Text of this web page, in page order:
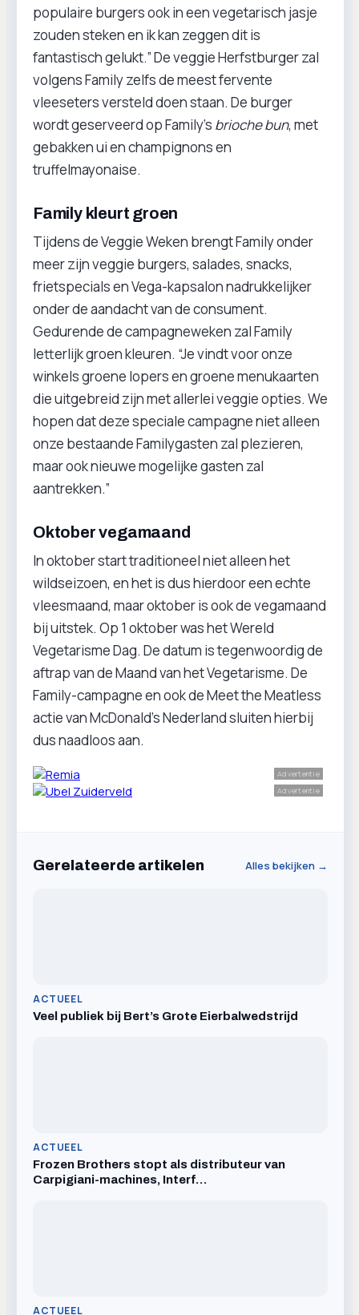
populaire burgers ook in een vegetarisch jasje
zouden steken en ik kan zeggen dit is
fantastisch gelukt.” De veggie Herfstburger zal
volgens Family zelfs de meest fervente
vleeseters versteld doen staan. De burger
wordt geserveerd op Family’s brioche bun, met
gebakken ui en champignons en
truffelmayonaise.
Family kleurt groen
Tijdens de Veggie Weken brengt Family onder
meer zijn veggie burgers, salades, snacks,
frietspecials en Vega-kapsalon nadrukkelijker
onder de aandacht van de consument.
Gedurende de campagneweken zal Family
letterlijk groen kleuren. “Je vindt voor onze
winkels groene lopers en groene menukaarten
die uitgebreid zijn met allerlei veggie opties. We
hopen dat deze speciale campagne niet alleen
onze bestaande Familygasten zal plezieren,
maar ook nieuwe mogelijke gasten zal
aantrekken.”
Oktober vegamaand
In oktober start traditioneel niet alleen het
wildseizoen, en het is dus hierdoor een echte
vleesmaand, maar oktober is ook de vegamaand
bij uitstek. Op 1 oktober was het Wereld
Vegetarisme Dag. De datum is tegenwoordig de
aftrap van de Maand van het Vegetarisme. De
Family-campagne en ook de Meet the Meatless
actie van McDonald’s Nederland sluiten hierbij
dus naadloos aan.
Advertentie
Advertentie
Gerelateerde artikelen Alles bekijken →
ACTUEEL
Veel publiek bij Bert’s Grote Eierbalwedstrijd
ACTUEEL
Frozen Brothers stopt als distributeur van
Carpigiani-machines, Interf…
ACTUEEL